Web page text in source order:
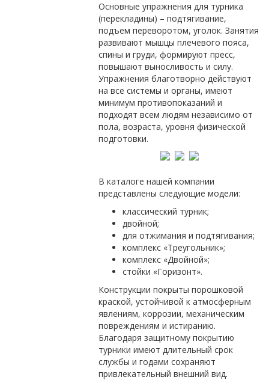
Основные упражнения для турника
(перекладины) – подтягивание,
подъем переворотом, уголок. Занятия
развивают мышцы плечевого пояса,
спины и груди, формируют пресс,
повышают выносливость и силу.
Упражнения благотворно действуют
на все системы и органы, имеют
минимум противопоказаний и
подходят всем людям независимо от
пола, возраста, уровня физической
подготовки.
В каталоге нашей компании
представлены следующие модели:
классический турник;
двойной;
для отжимания и подтягивания;
комплекс «Треугольник»;
комплекс «Двойной»;
стойки «Горизонт».
Конструкции покрыты порошковой
краской, устойчивой к атмосферным
явлениям, коррозии, механическим
повреждениям и истиранию.
Благодаря защитному покрытию
турники имеют длительный срок
службы и годами сохраняют
привлекательный внешний вид.